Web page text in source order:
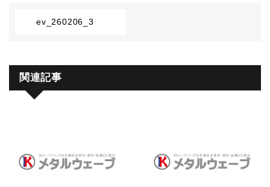
ev_260206_3
関連記事